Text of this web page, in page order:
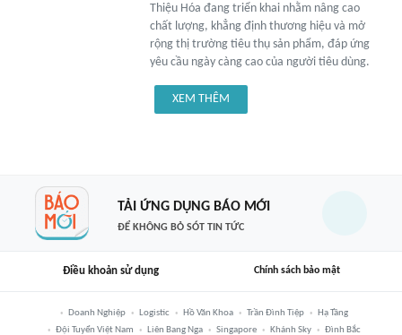
Thiệu Hóa đang triển khai nhằm nâng cao
chất lượng, khẳng định thương hiệu và mở
rộng thị trường tiêu thụ sản phẩm, đáp ứng
yêu cầu ngày càng cao của người tiêu dùng.
XEM THÊM
TẢI ỨNG DỤNG BÁO MỚI
ĐỂ KHÔNG BỎ SÓT TIN TỨC
Điều khoản sử dụng Chính sách bảo mật
Doanh Nghiệp Logistic Hồ Văn Khoa Trần Đình Tiệp
Hạ Tầng
Đội Tuyển Việt Nam
Liên Bang Nga Singapore Khánh Sky Đình Bắc